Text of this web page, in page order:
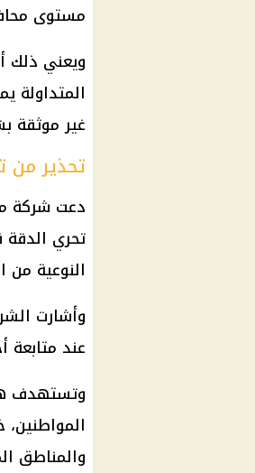
مستوى
ويعني ذلك
المتداولة
غير موثقة
تحذير من
دعت شركة
تحري
النوعية من
وأشارت
عند متابعة
وتستهدف
والمناطق